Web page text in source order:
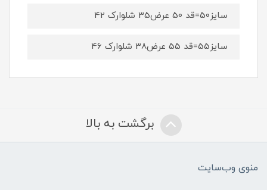
سایز50=قد 50 عرض35 شلوارک 42
سایز55=قد 55 عرض38 شلوارک 46
برگشت به بالا
منوی وب‌سایت